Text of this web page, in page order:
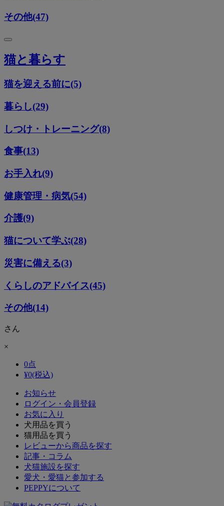
その他(47)
猫と暮らす
猫を迎える前に(5)
暮らし(29)
しつけ・トレーニング(8)
食事(13)
お手入れ(9)
健康管理・病気(54)
介護(9)
猫について学ぶ(28)
災害に備える(3)
くらしのアドバイス(45)
その他(14)
さん
×
0点
¥0(税込)
お知らせ
ログイン・会員登録
お気に入り
犬用品を買う
猫用品を買う
レビューから商品を探す
記事・コラム
犬猫施設を探す
愛犬・愛猫と参加する
PEPPYについて